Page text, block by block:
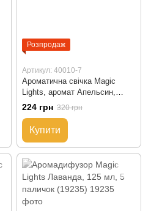
Розпродаж
Артикул: 40010-7
Ароматична свічка Magic
Lights, аромат Апельсин,
череп, 7,5*8,4 см,
помаранчева (40010-7)
224 грн 320 грн
Купити